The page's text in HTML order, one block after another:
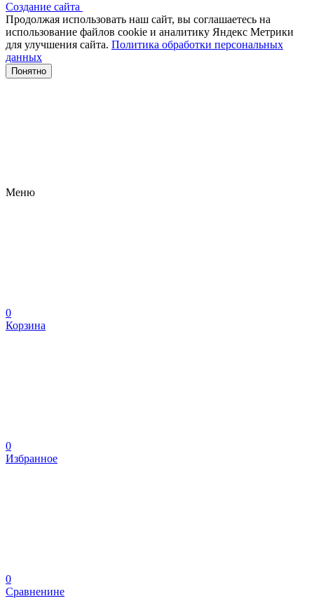
Создание сайта
Продолжая использовать наш сайт, вы соглашаетесь на
использование файлов сооkіе и аналитику Яндекс Метрики
для улучшения сайта. Политика обработки персональных
данных
Понятно
Меню
0
Корзина
0
Избранное
0
Сравненине